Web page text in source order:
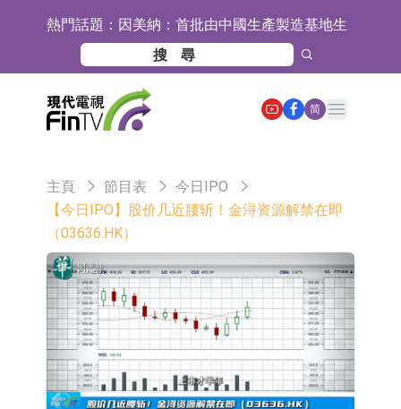
熱門話題： 因美納：首批由中國生產製造基地生
產的本土化產品完成客戶交付
魯陽節能：公司汽車襯墊 CCMAX、
E2K、HBD系列產品已實現量產銷售
日韓股市收盤雙雙下挫
北京君正：預計後續仍將主要採用季
藍谷(600733.CN)跌6.38%
【異動股】港股漲幅榜前十，生物係
統工程股權(02902.HK)漲+231.25%，
中國智能健康(00348.HK)漲+133.33%
【異動股】鎢板塊拉升，中鎢高新
(000657.CN)漲7.24%
【異動股】昨日打二板以上表現板塊
拉升，欣天科技(300615.CN)漲
19.97%
【異動股】港股跌幅榜前十，天瑞汽
車内飾(06162.HK)跌18.00%，德信服
務集團(02215.HK)跌16.33%
和光智成完成天使輪數千萬融資
10年期港元特區政府機構債券將於
简
Open main menu
主頁 節目表
今日IPO
【今日IPO】股价几近腰斩！金浔资源解禁在即
（03636.HK）